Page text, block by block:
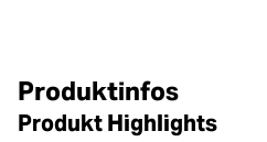
Produktinfos
Produkt Highlights